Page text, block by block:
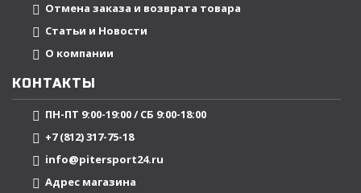
Отмена заказа и возврата товара
Статьи и Новости
О компании
КОНТАКТЫ
ПН-ПТ 9:00-19:00 / СБ 9:00-18:00
+7 (812) 317-75-18
info@pitersport24.ru
Адрес магазина